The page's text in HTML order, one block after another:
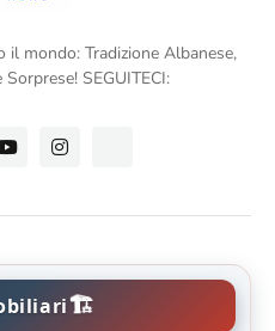
mondo: Tradizione Albanese,
SEGUITECI:
🏗️